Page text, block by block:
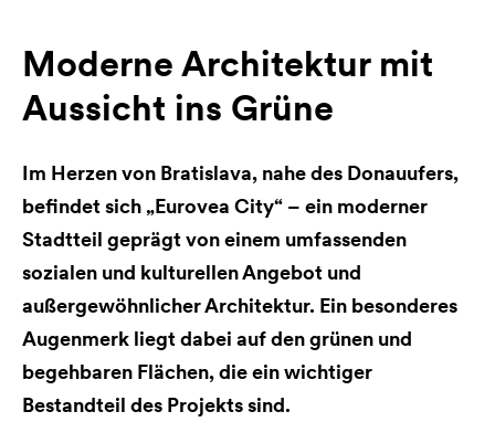
Moderne Architektur mit
Aussicht ins Grüne
Im Herzen von Bratislava, nahe des Donauufers,
befindet sich „Eurovea City“ – ein moderner
Stadtteil geprägt von einem umfassenden
sozialen und kulturellen Angebot und
außergewöhnlicher Architektur. Ein besonderes
Augenmerk liegt dabei auf den grünen und
begehbaren Flächen, die ein wichtiger
Bestandteil des Projekts sind.